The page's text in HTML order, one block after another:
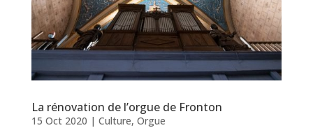
La rénovation de l’orgue de Fronton
15 Oct 2020 | Culture, Orgue